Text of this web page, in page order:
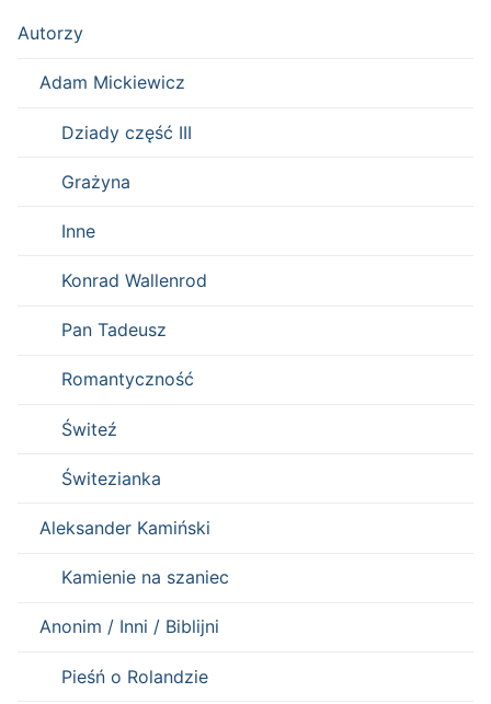
Autorzy
Adam Mickiewicz
Dziady część III
Grażyna
Inne
Konrad Wallenrod
Pan Tadeusz
Romantyczność
Świteź
Świtezianka
Aleksander Kamiński
Kamienie na szaniec
Anonim / Inni / Biblijni
Pieśń o Rolandzie